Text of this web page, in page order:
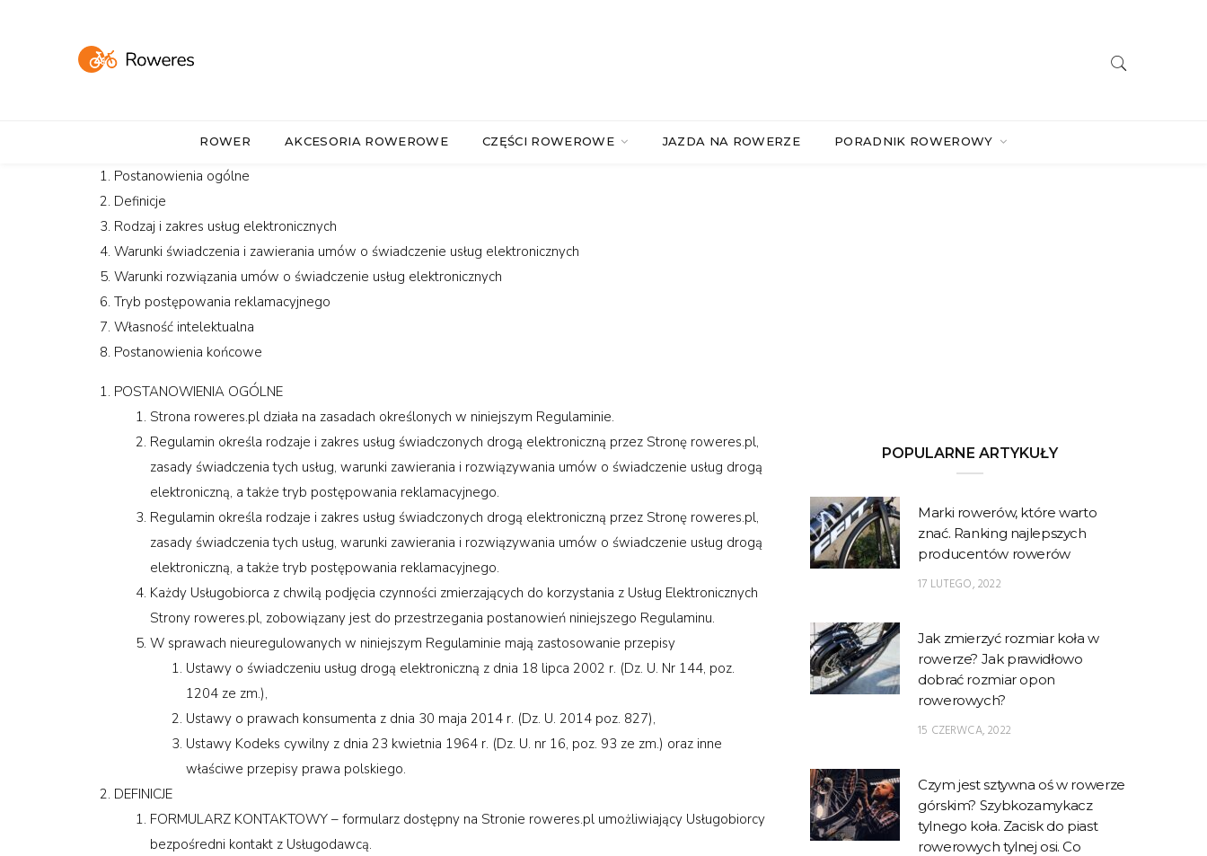
ROWER AKCESORIA ROWEROWE CZĘŚCI ROWEROWE JAZDA NA ROWERZE PORADNIK ROWEROWY
Postanowienia ogólne
Definicje
Rodzaj i zakres usług elektronicznych
Warunki świadczenia i zawierania umów o świadczenie usług elektronicznych
Warunki rozwiązania umów o świadczenie usług elektronicznych
Tryb postępowania reklamacyjnego
Własność intelektualna
Postanowienia końcowe
POSTANOWIENIA OGÓLNE
Strona roweres.pl działa na zasadach określonych w niniejszym Regulaminie.
Regulamin określa rodzaje i zakres usług świadczonych drogą elektroniczną przez Stronę roweres.pl,
zasady świadczenia tych usług, warunki zawierania i rozwiązywania umów o świadczenie usług drogą
elektroniczną, a także tryb postępowania reklamacyjnego.
Regulamin określa rodzaje i zakres usług świadczonych drogą elektroniczną przez Stronę roweres.pl,
zasady świadczenia tych usług, warunki zawierania i rozwiązywania umów o świadczenie usług drogą
elektroniczną, a także tryb postępowania reklamacyjnego.
Każdy Usługobiorca z chwilą podjęcia czynności zmierzających do korzystania z Usług Elektronicznych
Strony roweres.pl, zobowiązany jest do przestrzegania postanowień niniejszego Regulaminu.
W sprawach nieuregulowanych w niniejszym Regulaminie mają zastosowanie przepisy
Ustawy o świadczeniu usług drogą elektroniczną z dnia 18 lipca 2002 r. (Dz. U. Nr 144, poz.
1204 ze zm.),
Ustawy o prawach konsumenta z dnia 30 maja 2014 r. (Dz. U. 2014 poz. 827),
Ustawy Kodeks cywilny z dnia 23 kwietnia 1964 r. (Dz. U. nr 16, poz. 93 ze zm.) oraz inne
właściwe przepisy prawa polskiego.
DEFINICJE
FORMULARZ KONTAKTOWY – formularz dostępny na Stronie roweres.pl umożliwiający Usługobiorcy
bezpośredni kontakt z Usługodawcą.
POPULARNE ARTYKUŁY
Marki rowerów, które warto
znać. Ranking najlepszych
producentów rowerów
17 LUTEGO, 2022
Jak zmierzyć rozmiar koła w
rowerze? Jak prawidłowo
dobrać rozmiar opon
rowerowych?
15 CZERWCA, 2022
Czym jest sztywna oś w rowerze
górskim? Szybkozamykacz
tylnego koła. Zacisk do piast
rowerowych tylnej osi. Co